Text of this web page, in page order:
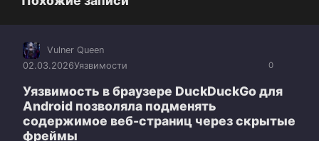
0
Vulner Queen
02.03.2026Уязвимости
Уязвимость в браузере DuckDuckGo для
Android позволяла подменять
содержимое веб-страниц через скрытые
фреймы